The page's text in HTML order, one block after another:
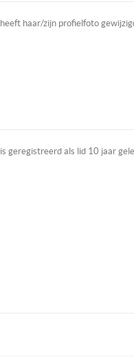
heeft haar/zijn profielfoto
is geregistreerd als lid 10 jaar